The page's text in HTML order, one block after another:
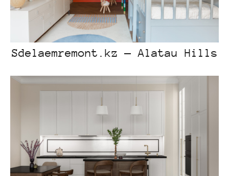
Sdelaemremont.kz — Alatau Hills